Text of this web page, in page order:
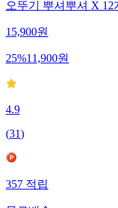
오뚜기 뿌셔뿌셔 X
15,900원
25%11,900원
4.9
(31)
357적립